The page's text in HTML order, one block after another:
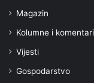
Magazin
Kolumne i komentari
Vijesti
Gospodarstvo